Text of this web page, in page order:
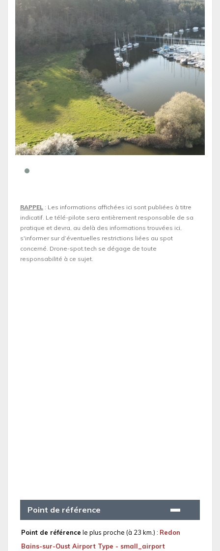
RAPPEL : Les informations affichées ici sont publiées à titre
indicatif. Le télé-pilote sera entièrement responsable de sa
pratique et devra, au delà des informations trouvées ici,
s'informer sur d’éventuelles restrictions liées au spot
concerné. Drone-spot.tech se dégage de toute
responsabilité à ce sujet.
Point de référence
Point de référence le plus proche (à 23 km.) : Redon
Bains-sur-Oust Airport Type - small_airport